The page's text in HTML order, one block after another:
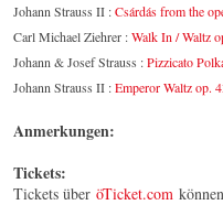
Johann Strauss II :Csárdás from the
Carl Michael Ziehrer :Walk In / Waltz
Johann & Josef Strauss :Pizzicato
Johann Strauss II :Emperor Waltz op.
Anmerkungen:
Tickets:
Tickets über öTicket.com